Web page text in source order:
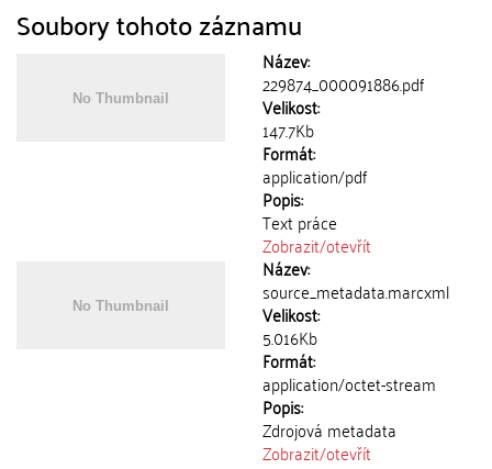
Soubory tohoto záznamu
Název:
229874_000091886.pdf
Velikost:
147.7Kb
Formát:
application/pdf
Popis:
Text práce
Zobrazit/otevřít
Název:
source_metadata.marcxml
Velikost:
5.016Kb
Formát:
application/octet-stream
Popis:
Zdrojová metadata
Zobrazit/otevřít